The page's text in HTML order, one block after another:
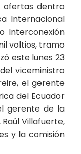
ofertas dentro
Internacional
Interconexión
voltios, tramo
este lunes 23
viceministro
el gerente
del Ecuador
gerente de la
Villafuerte,
y la comisión